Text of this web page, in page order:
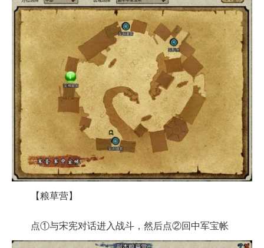
【粮草营】
点①与宋宪对话进入战斗，然后点②回中军宝帐